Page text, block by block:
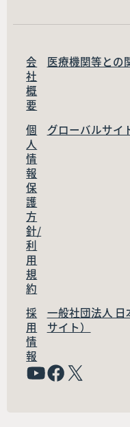
会
社
概
要
医療機関等との
個
人
情
報
保
護
方
針/
利
用
規
約
グローバルサイ
採
用
情
報
一般社団法人
サイト）